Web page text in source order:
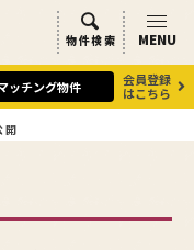
物件検索 MENU
ッチング物件
会員登録
はこちら
開